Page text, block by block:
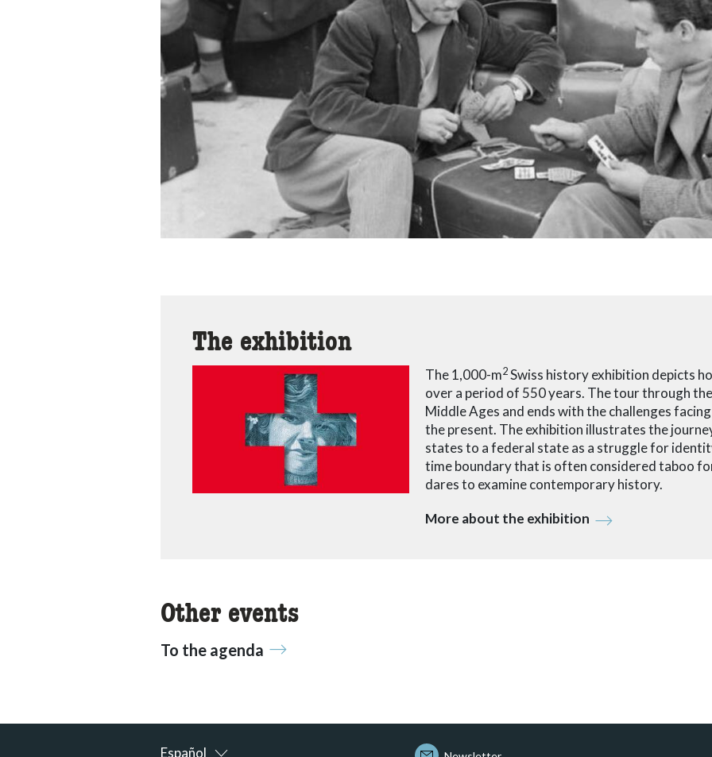
The exhibition
The 1,000-m2Swiss history exhibition depicts
over a period of 550 years. The tour through
Middle Ages and ends with the challenges
the present. The exhibition illustrates the
states to a federal state as a struggle for
time boundary that is often considered taboo
dares to examine contemporary history.
More about the exhibition
Other events
To the agenda
Español